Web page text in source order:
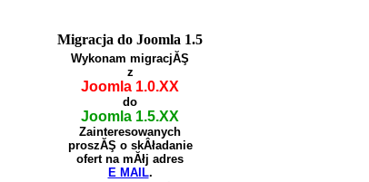
Migracja do Joomla 1.5
Wykonam migracjĂŞ
z
Joomla 1.0.XX
do
Joomla 1.5.XX
Zainteresowanych
proszĂŞ o skÂładanie
ofert na mĂłj adres
E MAIL.